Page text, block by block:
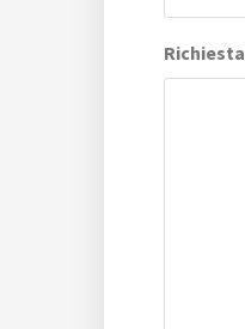
Richiesta